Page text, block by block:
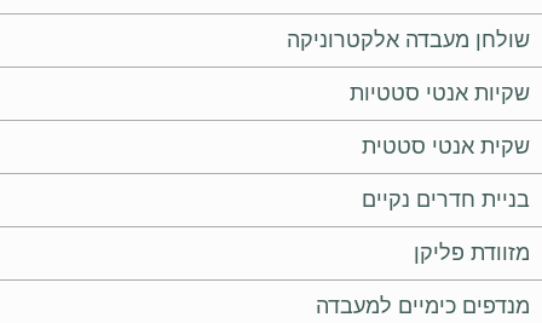
שולחן מעבדה אלקטרוניקה
שקיות אנטי סטטיות
שקית אנטי סטטית
בניית חדרים נקיים
מזוודת פליקן
מנדפים כימיים למעבדה